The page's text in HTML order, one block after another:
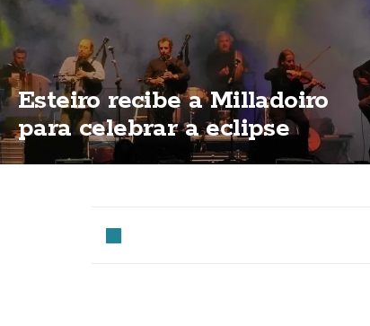
Esteiro recibe a Milladoiro
para celebrar a eclipse